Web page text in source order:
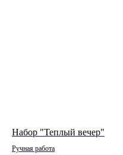
Набор "Теплый вечер"
Ручная работа